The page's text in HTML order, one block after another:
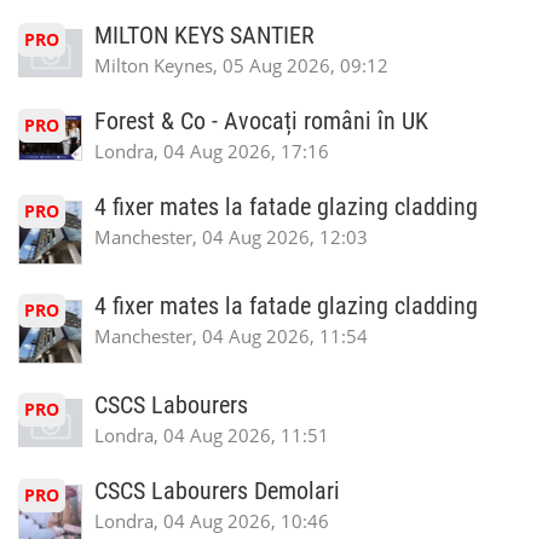
PRO MILTON KEYS SANTIER
Milton Keynes, 05 Aug 2026, 09:12
PRO Forest & Co - Avocați români în UK
Londra, 04 Aug 2026, 17:16
PRO 4 fixer mates la fatade glazing cladding
Manchester, 04 Aug 2026, 12:03
PRO 4 fixer mates la fatade glazing cladding
Manchester, 04 Aug 2026, 11:54
PRO CSCS Labourers
Londra, 04 Aug 2026, 11:51
PRO CSCS Labourers Demolari
Londra, 04 Aug 2026, 10:46